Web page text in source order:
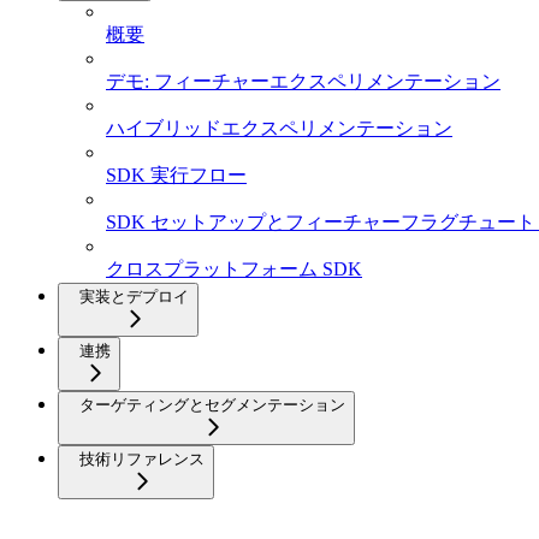
概要
デモ: フィーチャーエクスペリメンテーション
ハイブリッドエクスペリメンテーション
SDK 実行フロー
SDK セットアップとフィーチャーフラグチュー
クロスプラットフォーム SDK
実装とデプロイ
連携
ターゲティングとセグメンテーション
技術リファレンス